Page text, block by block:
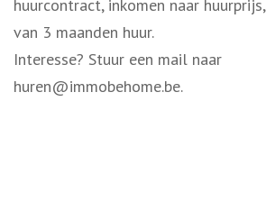
huurcontract, inkomen naar
van 3 maanden huur.
Interesse? Stuur een mail naar
huren@immobehome.be.